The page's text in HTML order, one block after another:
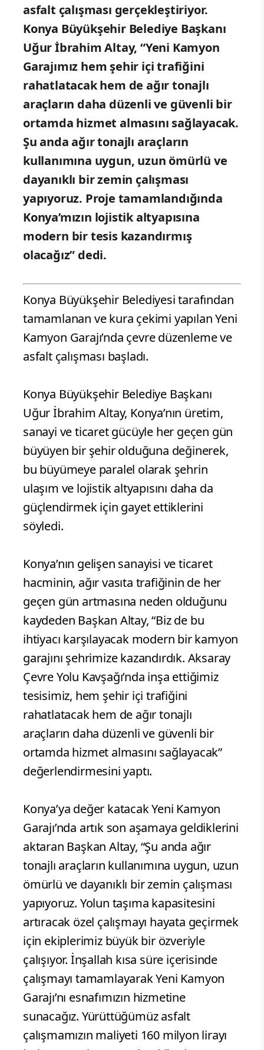
asfalt çalışması gerçekleştiriyor.
Konya Büyükşehir Belediye Başkanı
Uğur İbrahim Altay, “Yeni Kamyon
Garajımız hem şehir içi trafiğini
rahatlatacak hem de ağır tonajlı
araçların daha düzenli ve güvenli bir
ortamda hizmet almasını sağlayacak.
Şu anda ağır tonajlı araçların
kullanımına uygun, uzun ömürlü ve
dayanıklı bir zemin çalışması
yapıyoruz. Proje tamamlandığında
Konya’mızın lojistik altyapısına
modern bir tesis kazandırmış
olacağız” dedi.
Konya Büyükşehir Belediyesi tarafından
tamamlanan ve kura çekimi yapılan Yeni
Kamyon Garajı’nda çevre düzenleme ve
asfalt çalışması başladı.
Konya Büyükşehir Belediye Başkanı
Uğur İbrahim Altay, Konya’nın üretim,
sanayi ve ticaret gücüyle her geçen gün
büyüyen bir şehir olduğuna değinerek,
bu büyümeye paralel olarak şehrin
ulaşım ve lojistik altyapısını daha da
güçlendirmek için gayet ettiklerini
söyledi.
Konya’nın gelişen sanayisi ve ticaret
hacminin, ağır vasıta trafiğinin de her
geçen gün artmasına neden olduğunu
kaydeden Başkan Altay, “Biz de bu
ihtiyacı karşılayacak modern bir kamyon
garajını şehrimize kazandırdık. Aksaray
Çevre Yolu Kavşağı’nda inşa ettiğimiz
tesisimiz, hem şehir içi trafiğini
rahatlatacak hem de ağır tonajlı
araçların daha düzenli ve güvenli bir
ortamda hizmet almasını sağlayacak”
değerlendirmesini yaptı.
Konya’ya değer katacak Yeni Kamyon
Garajı’nda artık son aşamaya geldiklerini
aktaran Başkan Altay, “Şu anda ağır
tonajlı araçların kullanımına uygun, uzun
ömürlü ve dayanıklı bir zemin çalışması
yapıyoruz. Yolun taşıma kapasitesini
artıracak özel çalışmayı hayata geçirmek
için ekiplerimiz büyük bir özveriyle
çalışıyor. İnşallah kısa süre içerisinde
çalışmayı tamamlayarak Yeni Kamyon
Garajı’nı esnafımızın hizmetine
sunacağız. Yürüttüğümüz asfalt
çalışmamızın maliyeti 160 milyon lirayı